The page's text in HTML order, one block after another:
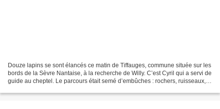
Douze lapins se sont élancés ce matin de Tiffauges, commune située sur les
bords de la Sèvre Nantaise, à la recherche de Willy. C’est Cyril qui a servi de
guide au cheptel. Le parcours était semé d’embûches : rochers, ruisseaux,